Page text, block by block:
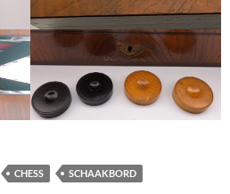
CHESS
SCHAAKBORD